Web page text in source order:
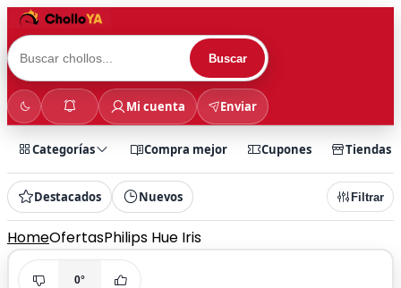
Buscar
Mi cuenta Enviar
Categorías Compra mejor Cupones Tiendas
Destacados Nuevos Filtrar
HomeOfertasPhilips Hue Iris
0°